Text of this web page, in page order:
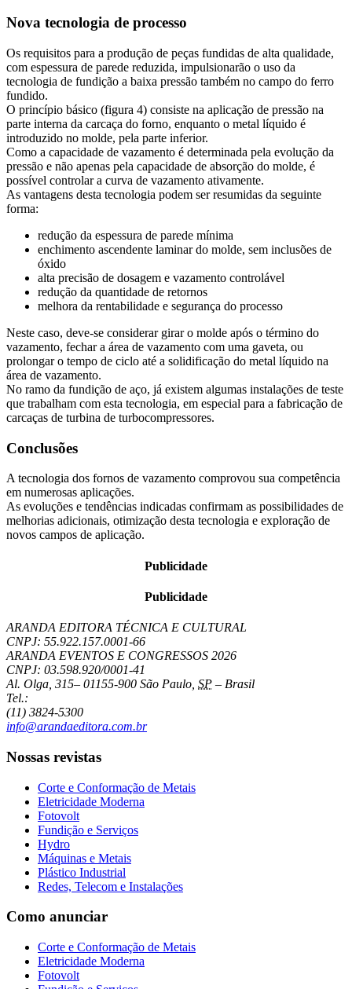
Nova tecnologia de processo
Os requisitos para a produção de peças fundidas de alta qualidade,
com espessura de parede reduzida, impulsionarão o uso da
tecnologia de fundição a baixa pressão também no campo do ferro
fundido.
O princípio básico (figura 4) consiste na aplicação de pressão na
parte interna da carcaça do forno, enquanto o metal líquido é
introduzido no molde, pela parte inferior.
Como a capacidade de vazamento é determinada pela evolução da
pressão e não apenas pela capacidade de absorção do molde, é
possível controlar a curva de vazamento ativamente.
As vantagens desta tecnologia podem ser resumidas da seguinte
forma:
redução da espessura de parede mínima
enchimento ascendente laminar do molde, sem inclusões de
óxido
alta precisão de dosagem e vazamento controlável
redução da quantidade de retornos
melhora da rentabilidade e segurança do processo
Neste caso, deve-se considerar girar o molde após o término do
vazamento, fechar a área de vazamento com uma gaveta, ou
prolongar o tempo de ciclo até a solidificação do metal líquido na
área de vazamento.
No ramo da fundição de aço, já existem algumas instalações de teste
que trabalham com esta tecnologia, em especial para a fabricação de
carcaças de turbina de turbocompressores.
Conclusões
A tecnologia dos fornos de vazamento comprovou sua competência
em numerosas aplicações.
As evoluções e tendências indicadas confirmam as possibilidades de
melhorias adicionais, otimização desta tecnologia e exploração de
novos campos de aplicação.
Publicidade
Publicidade
ARANDA EDITORA TÉCNICA E CULTURAL
CNPJ: 55.922.157.0001-66
ARANDA EVENTOS E CONGRESSOS 2026
CNPJ: 03.598.920/0001-41
Al. Olga, 315– 01155-900 São Paulo SP – Brasil
Tel.:
(11) 3824-5300
info@arandaeditora.com.br
Nossas revistas
Corte e Conformação de Metais
Eletricidade Moderna
Fotovolt
Fundição e Serviços
Hydro
Máquinas e Metais
Plástico Industrial
Redes, Telecom e Instalações
Como anunciar
Corte e Conformação de Metais
Eletricidade Moderna
Fotovolt